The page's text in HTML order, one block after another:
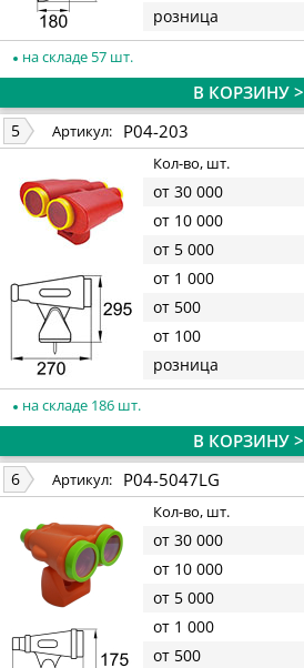
розница
на складе 57 шт.
В КОРЗИНУ >
5 Артикул: P04-203
Кол-во, шт.
от 30 000
от 10 000
от 5 000
от 1 000
от 500
от 100
розница
на складе 186 шт.
В КОРЗИНУ >
6 Артикул: P04-5047LG
Кол-во, шт.
от 30 000
от 10 000
от 5 000
от 1 000
от 500